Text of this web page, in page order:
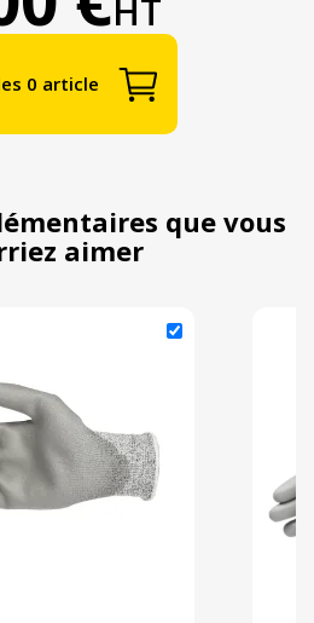
HT
0 article
que vous
aimer